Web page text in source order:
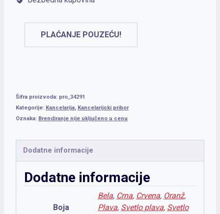
PLAĆANJE POUZEĆU!
Šifra proizvoda: pro_34291
Kategorije: Kancelarija, Kancelarijski pribor
Oznaka: Brendiranje nije uključeno u cenu
Dodatne informacije
Dodatne informacije
Boja
Bela, Crna, Crvena, Oranž,
Plava, Svetlo plava, Svetlo